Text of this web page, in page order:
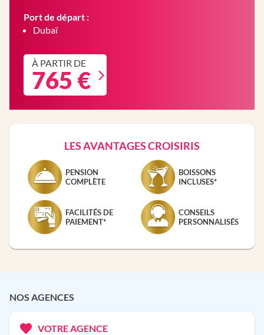
Port de départ :
Dubaï
À PARTIR DE
765 €
LES AVANTAGES CROISIRIS
PENSION
COMPLÈTE
BOISSONS
INCLUSES*
FACILITÉS DE
PAIEMENT*
CONSEILS
PERSONNALISÉS
NOS AGENCES
VOTRE AGENCE